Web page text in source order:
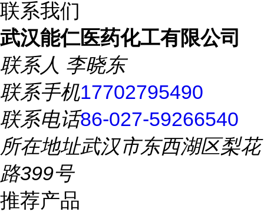
联系我们
武汉能仁医药化工有限公司
联系人 李晓东
联系手机17702795490
联系电话86-027-59266540
所在地址武汉市东西湖区梨花
路399号
推荐产品